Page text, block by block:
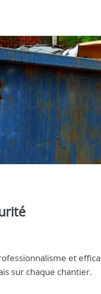
et
sur chaque chantier.